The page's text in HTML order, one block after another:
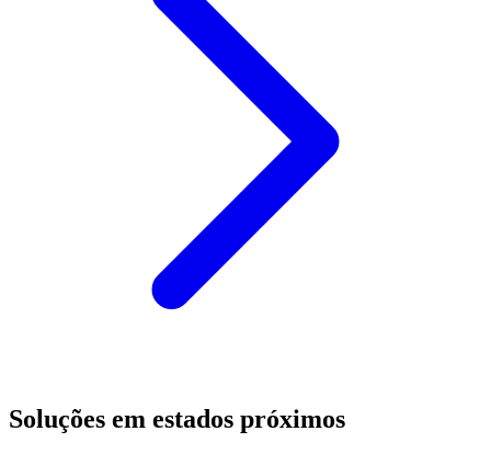
Soluções em estados próximos